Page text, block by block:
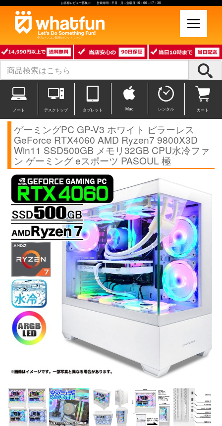
お客様レビュー募集中 営業時間：平日 月～金曜日 10：00～17：30
中古パソコン販売のワットファン
ノート デスクトップ タブレット Mac レンタル カート
ゲーミングPC GP-V3 ホワイト ピラーレス
GeForce RTX4060 AMD Ryzen7 9800X3D
Win11 SSD500GB メモリ32GB CPU水冷ファ
ン ゲーミング eスポーツ PASOUL 極